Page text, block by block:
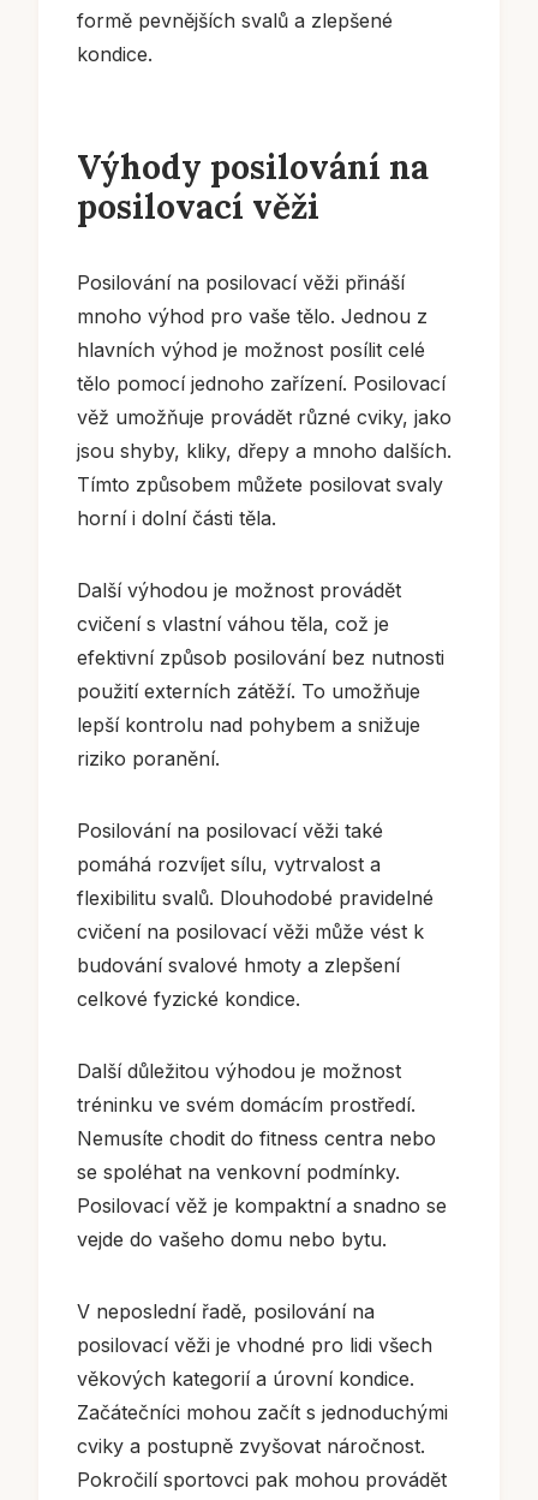
formě pevnějších svalů a zlepšené
kondice.
Výhody posilování na
posilovací věži
Posilování na posilovací věži přináší
mnoho výhod pro vaše tělo. Jednou z
hlavních výhod je možnost posílit celé
tělo pomocí jednoho zařízení. Posilovací
věž umožňuje provádět různé cviky, jako
jsou shyby, kliky, dřepy a mnoho dalších.
Tímto způsobem můžete posilovat svaly
horní i dolní části těla.
Další výhodou je možnost provádět
cvičení s vlastní váhou těla, což je
efektivní způsob posilování bez nutnosti
použití externích zátěží. To umožňuje
lepší kontrolu nad pohybem a snižuje
riziko poranění.
Posilování na posilovací věži také
pomáhá rozvíjet sílu, vytrvalost a
flexibilitu svalů. Dlouhodobé pravidelné
cvičení na posilovací věži může vést k
budování svalové hmoty a zlepšení
celkové fyzické kondice.
Další důležitou výhodou je možnost
tréninku ve svém domácím prostředí.
Nemusíte chodit do fitness centra nebo
se spoléhat na venkovní podmínky.
Posilovací věž je kompaktní a snadno se
vejde do vašeho domu nebo bytu.
V neposlední řadě, posilování na
posilovací věži je vhodné pro lidi všech
věkových kategorií a úrovní kondice.
Začátečníci mohou začít s jednoduchými
cviky a postupně zvyšovat náročnost.
Pokročilí sportovci pak mohou provádět